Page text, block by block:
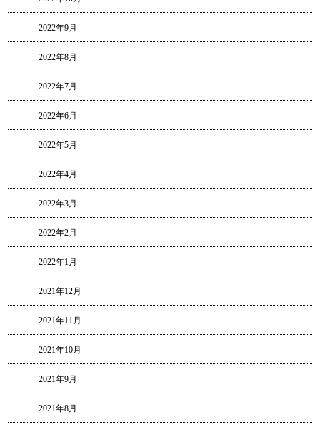
2022年9月
2022年8月
2022年7月
2022年6月
2022年5月
2022年4月
2022年3月
2022年2月
2022年1月
2021年12月
2021年11月
2021年10月
2021年9月
2021年8月